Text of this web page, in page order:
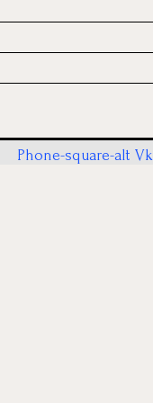
Phone-square-alt Vk